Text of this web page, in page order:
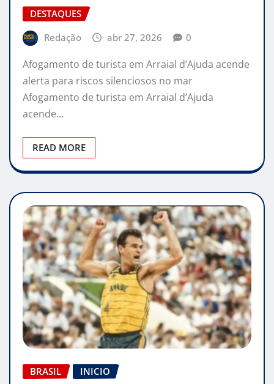
DESTAQUES
Redação
abr 27, 2026 0
Afogamento de turista em Arraial d’Ajuda acende
alerta para riscos silenciosos no mar
Afogamento de turista em Arraial d’Ajuda
acende…
READ MORE
BRASIL
INICIO